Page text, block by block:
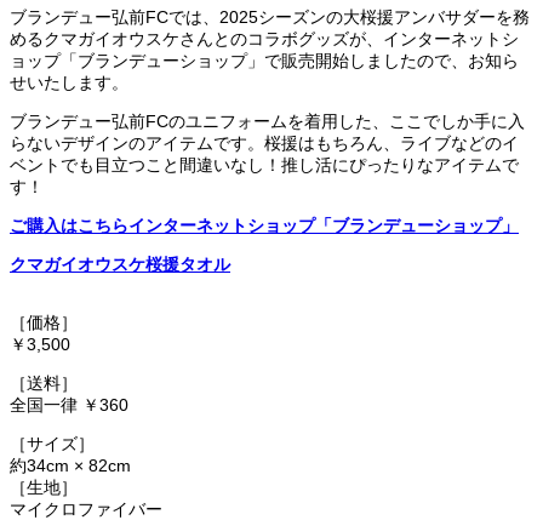
ブランデュー弘前FCでは、2025シーズンの大桜援アンバサダーを務
めるクマガイオウスケさんとのコラボグッズが、インターネットシ
ョップ「ブランデューショップ」で販売開始しましたので、お知ら
せいたします。
ブランデュー弘前FCのユニフォームを着用した、ここでしか手に入
らないデザインのアイテムです。桜援はもちろん、ライブなどのイ
ベントでも目立つこと間違いなし！推し活にぴったりなアイテムで
す！
ご購入はこちらインターネットショップ「ブランデューショップ」
クマガイオウスケ桜援タオル
［価格］
￥3,500
［送料］
全国一律 ￥360
［サイズ］
約34cm × 82cm
［生地］
マイクロファイバー